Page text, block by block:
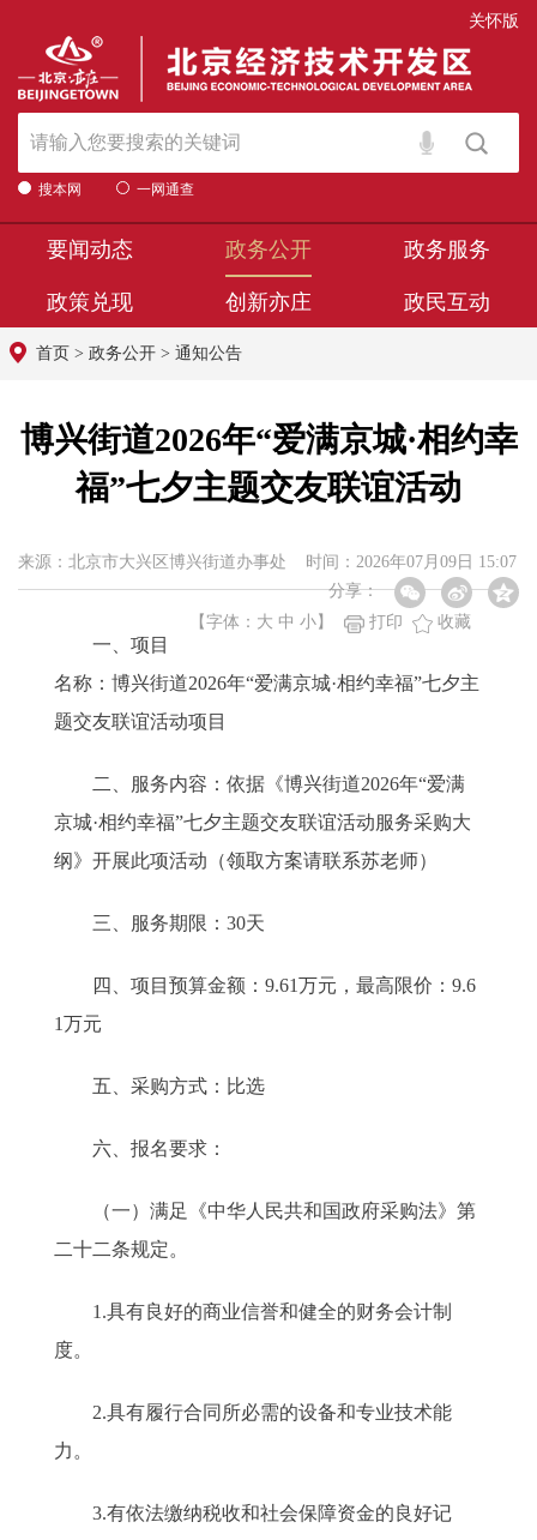
关怀版
搜本网 一网通查
要闻动态 政务公开 政务服务
政策兑现 创新亦庄 政民互动
首页 > 政务公开 > 通知公告
博兴街道2026年“爱满京城·相约幸
福”七夕主题交友联谊活动
来源：北京市大兴区博兴街道办事处 时间：2026年07月09日 15:07
分享：
【字体： 大 中 小 】 打印 收藏
一、项目
名称：博兴街道2026年“爱满京城·相约幸福”七夕主
题交友联谊活动项目
二、服务内容：依据《博兴街道2026年“爱满
京城·相约幸福”七夕主题交友联谊活动服务采购大
纲》开展此项活动（领取方案请联系苏老师）
三、服务期限：30天
四、项目预算金额：9.61万元，最高限价：9.6
1万元
五、采购方式：比选
六、报名要求：
（一）满足《中华人民共和国政府采购法》第
二十二条规定。
1.具有良好的商业信誉和健全的财务会计制
度。
2.具有履行合同所必需的设备和专业技术能
力。
3.有依法缴纳税收和社会保障资金的良好记